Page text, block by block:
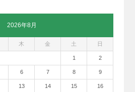
2026年8月
木 金 土 日
1 2
6 7 8 9
13 14 15 16